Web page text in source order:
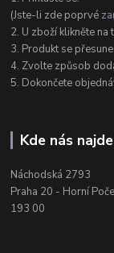
(Jste-li zde poprvé
2. U zboží klikněte
3. Produkt se
4. Zvolte způsob
5. Dokončete
Kde nás
Náchodská 2793
Praha 20 - Horní
193 00